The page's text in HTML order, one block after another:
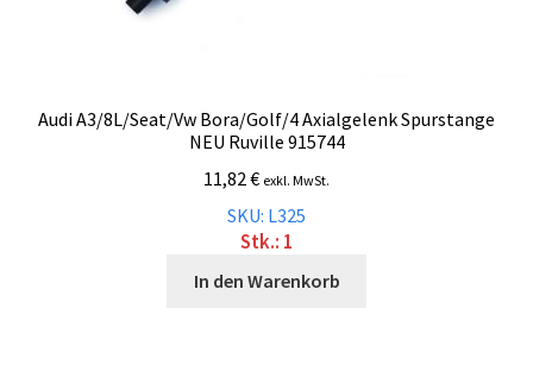
Audi A3/8L/Seat/Vw Bora/Golf/4 Axialgelenk Spurstange
NEU Ruville 915744
11,82€ exkl. MwSt.
SKU: L325
Stk.: 1
In den Warenkorb